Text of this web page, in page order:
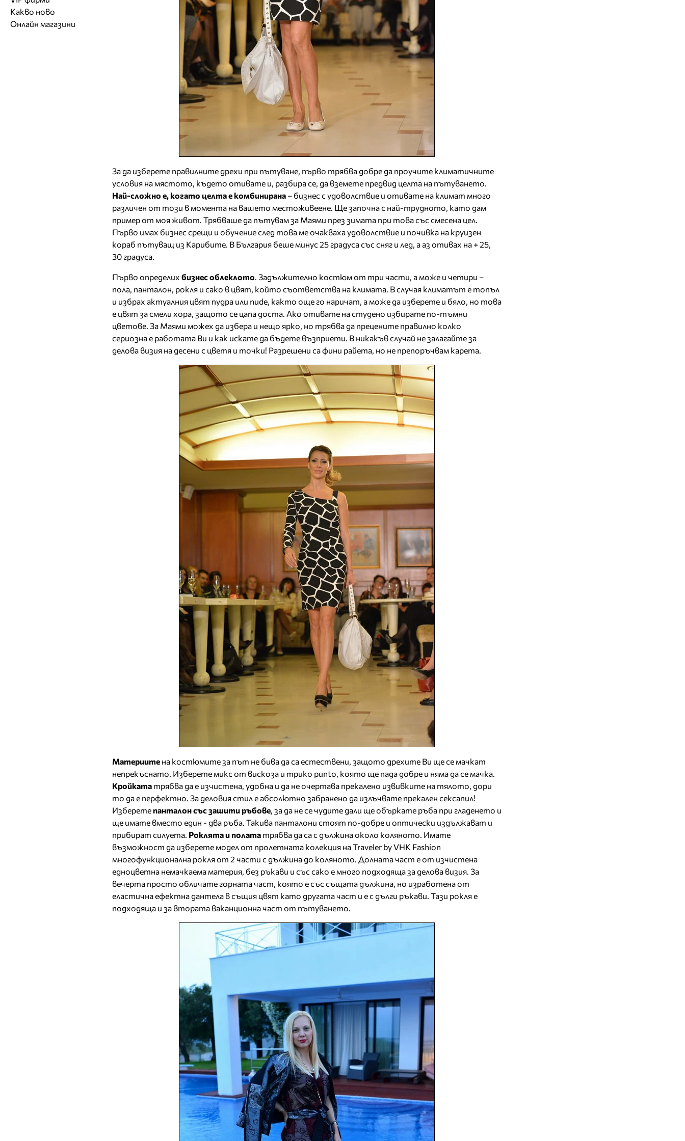
За да изберете правилните дрехи при пътуване, първо трябва добре да проучите климатичните
условия на мястото, където отивате и, разбира се, да вземете предвид целта на пътуването.
Най-сложно е, когато целта е комбинирана – бизнес с удоволствие и отивате на климат много
различен от този в момента на вашето местоживеене. Ще започна с най-трудното, като дам
пример от моя живот. Трябваше да пътувам за Маями през зимата при това със смесена цел.
Първо имах бизнес срещи и обучение след това ме очакваха удоволствие и почивка на круизен
кораб пътуващ из Карибите. В България беше минус 25 градуса със сняг и лед, а аз отивах на + 25,
30 градуса.
Първо определих бизнес облеклото . Задължително костюм от три части, а може и четири –
пола, панталон, рокля и сако в цвят, който съответства на климата. В случая климатът е топъл
и избрах актуалния цвят пудра или nude, както още го наричат, а може да изберете и бяло, но това
е цвят за смели хора, защото се цапа доста. Ако отивате на студено избирате по-тъмни
цветове. За Маями можех да избера и нещо ярко, но трябва да прецените правилно колко
сериозна е работата Ви и как искате да бъдете възприети. В никакъв случай не залагайте за
делова визия на десени с цветя и точки! Разрешени са фини райета, но не препоръчвам карета.
Материите на костюмите за път не бива да са естествени, защото дрехите Ви ще се мачкат
непрекъснато. Изберете микс от вискоза и трико punto, която ще пада добре и няма да се мачка.
Кройката трябва да е изчистена, удобна и да не очертава прекалено извивките на тялото, дори
то да е перфектно. За деловия стил е абсолютно забранено да излъчвате прекален сексапил!
Изберете панталон със зашити ръбове , за да не се чудите дали ще объркате ръба при гладенето и
ще имате вместо един - два ръба. Такива панталони стоят по-добре и оптически издължават и
прибират силуета. Роклята и полата трябва да са с дължина около коляното. Имате
възможност да изберете модел от пролетната колекция на Traveler by VHK Fashion
многофункционална рокля от 2 части с дължина до коляното. Долната част е от изчистена
едноцветна немачкаема материя, без ръкави и със сако е много подходяща за делова визия. За
вечерта просто обличате горната част, която е със същата дължина, но изработена от
еластична ефектна дантела в същия цвят като другата част и е с дълги ръкави. Тази рокля е
подходяща и за втората ваканционна част от пътуването.
Модни дизайнери
Бутици
Обувки
Други аксесоари
Солариуми
Фитнес и здраве
Работа на ишлеме
CAD/CAM услуги
Модни списания
Сватбени агенции
Магазини за обувки
Магазини за aксесоари
Какво ново
Онлайн магазини